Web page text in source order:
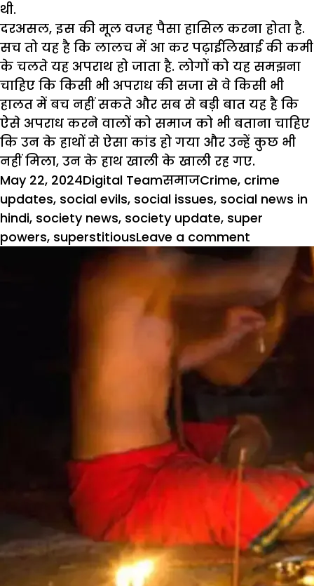
थी.
दरअसल, इस की मूल वजह पैसा हासिल करना होता है.
सच तो यह है कि लालच में आ कर पढ़ाईलिखाई की कमी
के चलते यह अपराथ हो जाता है. लोगों को यह समझना
चाहिए कि किसी भी अपराध की सजा से वे किसी भी
हालत में बच नहीं सकते और सब से बड़ी बात यह है कि
ऐसे अपराध करने वालों को समाज को भी बताना चाहिए
कि उन के हाथों से ऐसा कांड हो गया और उन्हें कुछ भी
नहीं मिला, उन के हाथ खाली के खाली रह गए.
Posted
on
May 22, 2024Author
Digital TeamCategories
समाजTags
Crime, crime
updates, social evils, social issues, social news in
hindi, society news, society update, super
powers, superstitiousLeave a comment
बलि
का
अपराध
और
जेल,
हैवानियत
का